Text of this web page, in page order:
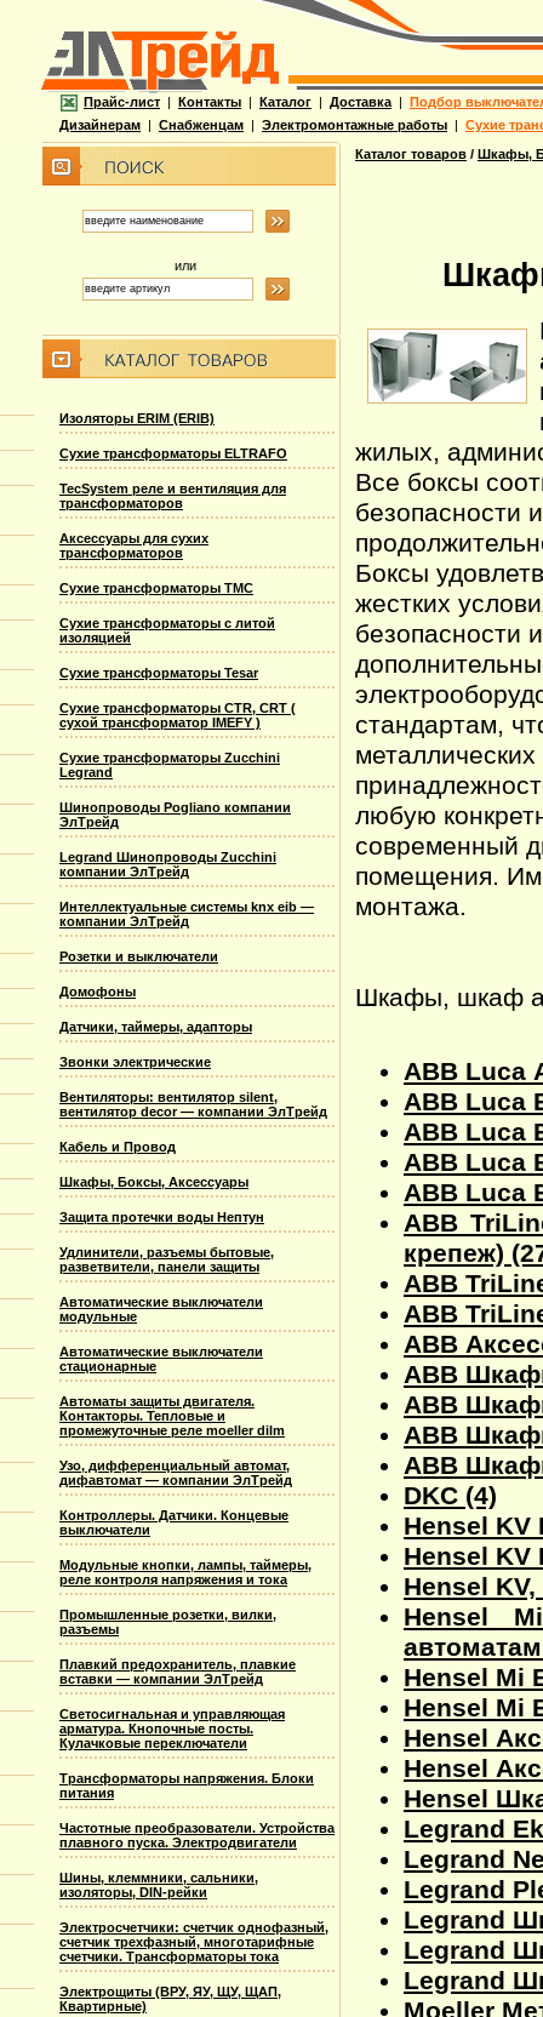
Прайс-лист | Контакты | Каталог | Доставка | Подбор
Дизайнерам | Снабженцам | Электромонтажные работы | Сухие
или
Изоляторы ERIM (ERIB)
Сухие трансформаторы ELTRAFO
TecSystem реле и вентиляция для
трансформаторов
Аксессуары для сухих
трансформаторов
Сухие трансформаторы TMC
Сухие трансформаторы с литой
изоляцией
Сухие трансформаторы Tesar
Сухие трансформаторы CTR, CRT (
сухой трансформатор IMEFY )
Сухие трансформаторы Zucchini
Legrand
Шинопроводы Pogliano компании
ЭлТрейд
Legrand Шинопроводы Zucchini
компании ЭлТрейд
Интеллектуальные системы knx eib —
компании ЭлТрейд
Розетки и выключатели
Домофоны
Датчики, таймеры, адапторы
Звонки электрические
Вентиляторы: вентилятор silent,
вентилятор decor — компании ЭлТрейд
Кабель и Провод
Шкафы, Боксы, Аксессуары
Защита протечки воды Нептун
Удлинители, разъемы бытовые,
разветвители, панели защиты
Автоматические выключатели
модульные
Автоматические выключатели
стационарные
Автоматы защиты двигателя.
Контакторы. Тепловые и
промежуточные реле moeller dilm
Узо, дифференциальный автомат,
дифавтомат — компании ЭлТрейд
Контроллеры. Датчики. Концевые
выключатели
Модульные кнопки, лампы, таймеры,
реле контроля напряжения и тока
Промышленные розетки, вилки,
разъемы
Плавкий предохранитель, плавкие
вставки — компании ЭлТрейд
Светосигнальная и управляющая
арматура. Кнопочные посты.
Кулачковые переключатели
Трансформаторы напряжения. Блоки
питания
Частотные преобразователи. Устройства
плавного пуска. Электродвигатели
Шины, клеммники, сальники,
изоляторы, DIN-рейки
Электросчетчики: счетчик однофазный,
счетчик трехфазный, многотарифные
счетчики. Трансформаторы тока
Электрощиты (ВРУ, ЯУ, ЩУ, ЩАП,
Квартирные)
Каталог товаров / Шкафы,
жилых,
Все боксы
безопасности
Боксы
жестких
безопасности
стандартам,
любую
современный
помещения.
монтажа.
Шкафы, шкаф
ABB Luca
ABB Luca
ABB Luca
ABB Luca
ABB Luca
ABB
крепеж)
ABB
ABB
ABB
ABB
ABB
ABB
ABB
DKC (4)
Hensel KV
Hensel KV
Hensel
Hensel
Hensel Mi
Hensel Mi
Hensel
Hensel
Hensel
Legrand
Legrand
Legrand
Legrand
Legrand
Legrand
Moeller